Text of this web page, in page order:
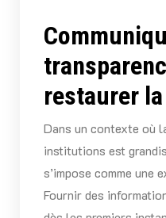
restaurer
Dans un contexte où
institutions est
s’impose comme une
Fournir des